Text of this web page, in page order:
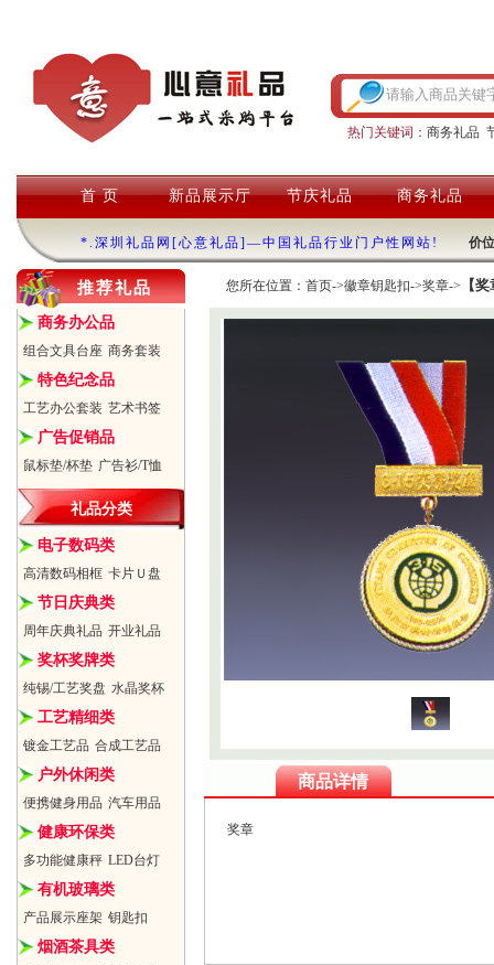
热门关键词： 商务礼品
首 页 新品展示厅 节庆礼品 商务礼品
*.深圳礼品网[心意礼品]—中国礼品行业门户性网站! 价
推荐礼品
商务办公品
组合文具台座 商务套装
特色纪念品
工艺办公套装 艺术书签
广告促销品
鼠标垫/杯垫 广告衫/T恤
礼品分类
电子数码类
高清数码相框 卡片Ｕ盘
节日庆典类
周年庆典礼品 开业礼品
奖杯奖牌类
纯锡/工艺奖盘 水晶奖杯
工艺精细类
镀金工艺品 合成工艺品
户外休闲类
便携健身用品 汽车用品
健康环保类
多功能健康秤 LED台灯
有机玻璃类
产品展示座架 钥匙扣
烟酒茶具类
您所在位置： 首页->徽章钥匙扣->奖章-> 【
商品详情
奖章